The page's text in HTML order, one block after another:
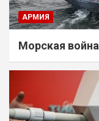
АРМИЯ
Морская